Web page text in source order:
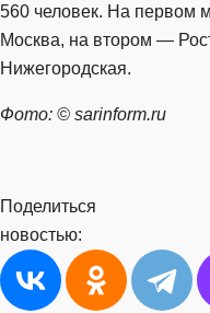
560 человек. На первом
Москва, на втором —
Нижегородская.
Фото: © sarinform.ru
Поделиться
новостью: